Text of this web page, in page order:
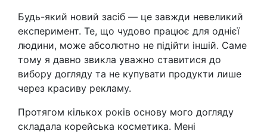
Будь-який новий засіб — це завжди невеликий
експеримент. Те, що чудово працює для однієї
людини, може абсолютно не підійти іншій. Саме
тому я давно звикла уважно ставитися до
вибору догляду та не купувати продукти лише
через красиву рекламу.
Протягом кількох років основу мого догляду
складала корейська косметика. Мені